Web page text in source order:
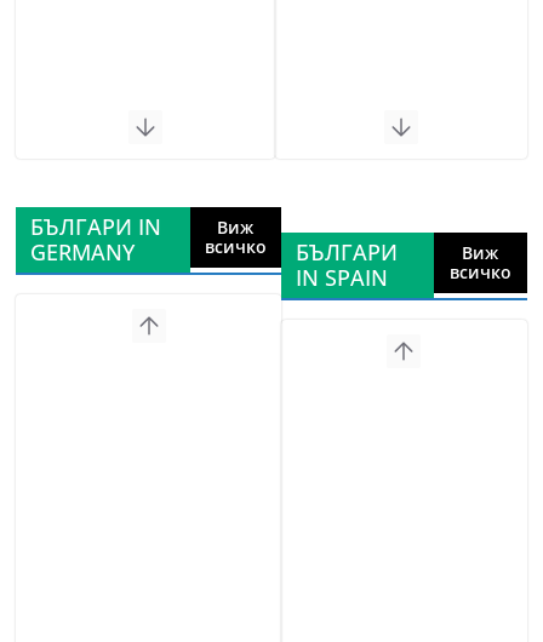
БЪЛГАРИ IN
GERMANY
Виж
всичко
БЪЛГАРИ
IN SPAIN
Виж
всичко